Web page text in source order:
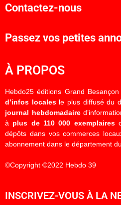
Contactez-nous
Passez vos petites
À PROPOS
Hebdo25 éditions Grand
d’infos localesle plus diffusé du
journal hebdomadaire
à plus de 110 000 exemplaires
dépôts dans vos commerces
abonnement dans le département
©Copyright ©2022 Hebdo 39
INSCRIVEZ-VOUS À LA